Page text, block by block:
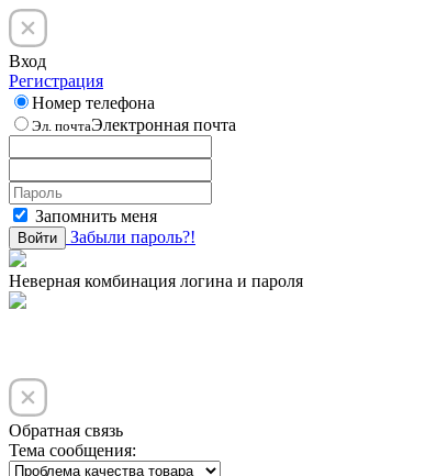
Вход
Регистрация
Номер телефона
Эл. почтаЭлектронная почта
Запомнить меня
Войти Забыли пароль?!
Неверная комбинация логина и пароля
Обратная связь
Тема сообщения: